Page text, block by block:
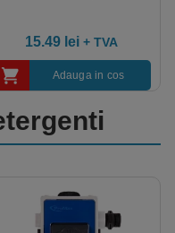
15.49 lei + TVA
Adauga in cos